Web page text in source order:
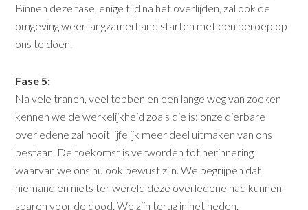
Binnen deze fase, enige tijd na het overlijden, zal ook de
omgeving weer langzamerhand starten met een beroep op
ons te doen.
Fase 5:
Na vele tranen, veel tobben en een lange weg van zoeken
kennen we de werkelijkheid zoals die is: onze dierbare
overledene zal nooit lijfelijk meer deel uitmaken van ons
bestaan. De toekomst is verworden tot herinnering
waarvan we ons nu ook bewust zijn. We begrijpen dat
niemand en niets ter wereld deze overledene had kunnen
sparen voor de dood. We zijn terug in het heden.